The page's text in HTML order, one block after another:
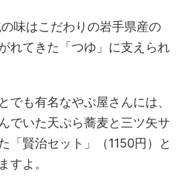
味はこだわりの岩手県産の
れてきた「つゆ」に支えられ
でも有名なやぶ屋さんには、
でいた天ぷら蕎麦と三ツ矢サ
「賢治セット」（1150円）と
すよ。